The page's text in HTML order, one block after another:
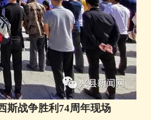
斯战争胜利74周年现场